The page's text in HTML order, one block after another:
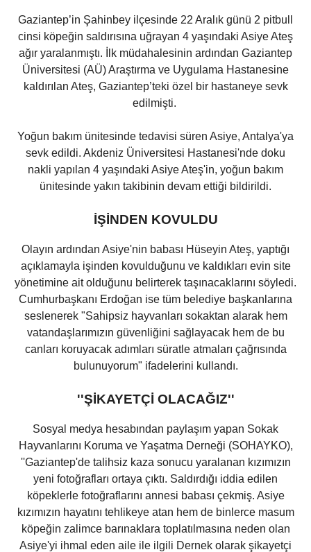
Gaziantep’in Şahinbey ilçesinde 22 Aralık günü 2 pitbull
cinsi köpeğin saldırısına uğrayan 4 yaşındaki Asiye Ateş
ağır yaralanmıştı. İlk müdahalesinin ardından Gaziantep
Üniversitesi (AÜ) Araştırma ve Uygulama Hastanesine
kaldırılan Ateş, Gaziantep’teki özel bir hastaneye sevk
edilmişti.
Yoğun bakım ünitesinde tedavisi süren Asiye, Antalya'ya
sevk edildi. Akdeniz Üniversitesi Hastanesi'nde doku
nakli yapılan 4 yaşındaki Asiye Ateş'in, yoğun bakım
ünitesinde yakın takibinin devam ettiği bildirildi.
İŞİNDEN KOVULDU
Olayın ardından Asiye'nin babası Hüseyin Ateş, yaptığı
açıklamayla işinden kovulduğunu ve kaldıkları evin site
yönetimine ait olduğunu belirterek taşınacaklarını söyledi.
Cumhurbaşkanı Erdoğan ise tüm belediye başkanlarına
seslenerek "Sahipsiz hayvanları sokaktan alarak hem
vatandaşlarımızın güvenliğini sağlayacak hem de bu
canları koruyacak adımları süratle atmaları çağrısında
bulunuyorum" ifadelerini kullandı.
''ŞİKAYETÇİ OLACAĞIZ''
Sosyal medya hesabından paylaşım yapan Sokak
Hayvanlarını Koruma ve Yaşatma Derneği (SOHAYKO),
''Gaziantep'de talihsiz kaza sonucu yaralanan kızımızın
yeni fotoğrafları ortaya çıktı. Saldırdığı iddia edilen
köpeklerle fotoğraflarını annesi babası çekmiş. Asiye
kızımızın hayatını tehlikeye atan hem de binlerce masum
köpeğin zalimce barınaklara toplatılmasına neden olan
Asiye'yi ihmal eden aile ile ilgili Dernek olarak şikayetçi